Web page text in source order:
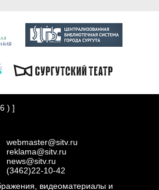
) ]
webmaster@sitv.ru
reklama@sitv.ru
news@sitv.ru
(3462)22-10-42
видеоматериалы и